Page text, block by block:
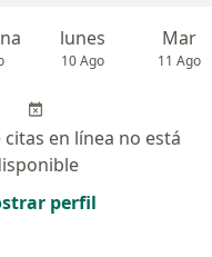
lunes
10 Ago
Mar
11 Ago
citas en línea no está
perfil